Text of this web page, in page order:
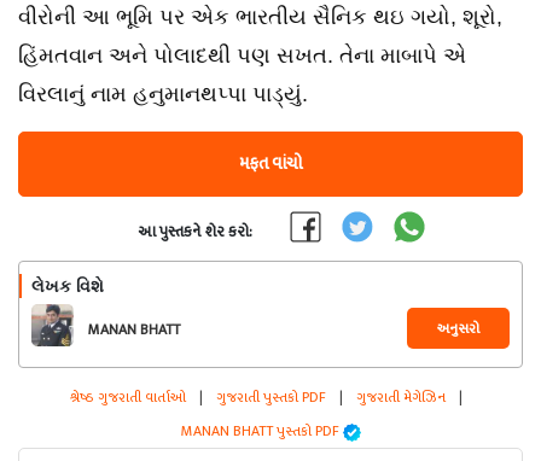
વીરોની આ ભૂમિ પર એક ભારતીય સૈનિક થઇ ગયો, શૂરો,
હિંમતવાન અને પોલાદથી પણ સખત. તેના માબાપે એ
વિરલાનું નામ હનુમાનથપ્પા પાડ્યું.
મફત વાંચો
આ પુસ્તકને શેર કરો:
લેખક વિશે
MANAN BHATT અનુસરો
શ્રેષ્ઠ ગુજરાતી વાર્તાઓ | ગુજરાતી પુસ્તકો PDF | ગુજરાતી મેગેઝિન |
MANAN BHATT પુસ્તકો PDF